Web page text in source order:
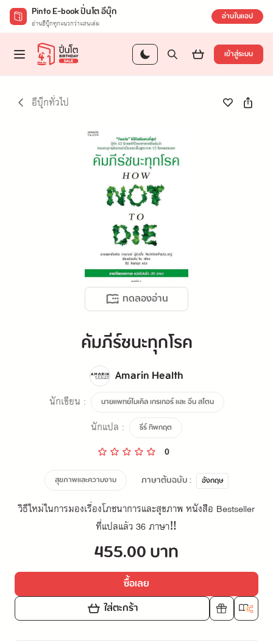
Pinto E-book ปิ่นโต อีบุ๊ก
อ่านอีบุ๊กทุกแนวกว่าแสนเล่ม อ่านในแอป
เข้าสู่ระบบ
อีบุ๊กทั่วไป
ทดลองอ่าน
คัมภีร์ชนะทุกโรค
Amarin Health
นักเขียน : นายแพทย์ไมเคิล เกรเกอร์ และ จีน สโตน
นักแปล : ธีร์ ทิพกฤต
0
สุขภาพและความงาม ภาษาต้นฉบับ : อังกฤษ
วิธีใหม่ในการมองเรื่องโภชนาการและสุขภาพ หนังสือ Bestseller
ที่แปลแล้ว 36 ภาษา‼
455.00 บาท
ซื้อเลย
ใส่ตะกร้า